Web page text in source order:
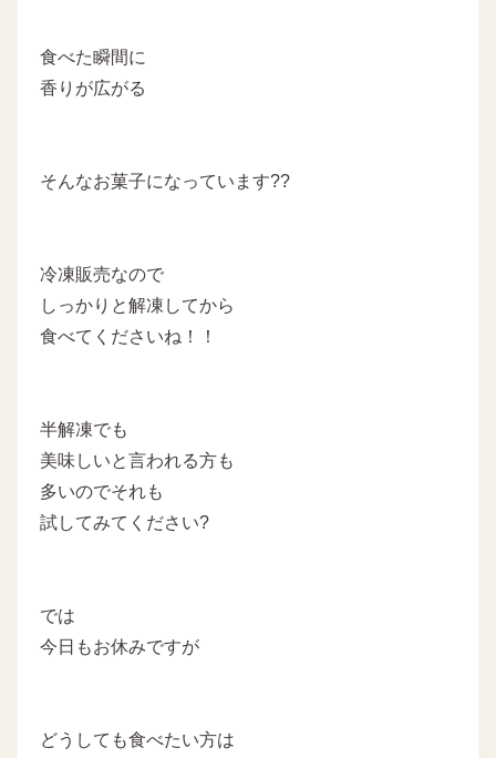
食べた瞬間に
香りが広がる
そんなお菓子になっています??
冷凍販売なので
しっかりと解凍してから
食べてくださいね！！
半解凍でも
美味しいと言われる方も
多いのでそれも
試してみてください?
では
今日もお休みですが
どうしても食べたい方は